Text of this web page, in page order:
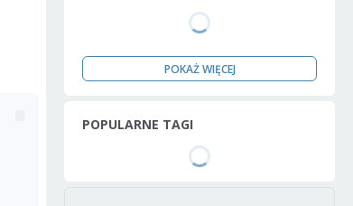
POKAŻ WIĘCEJ
POPULARNE TAGI